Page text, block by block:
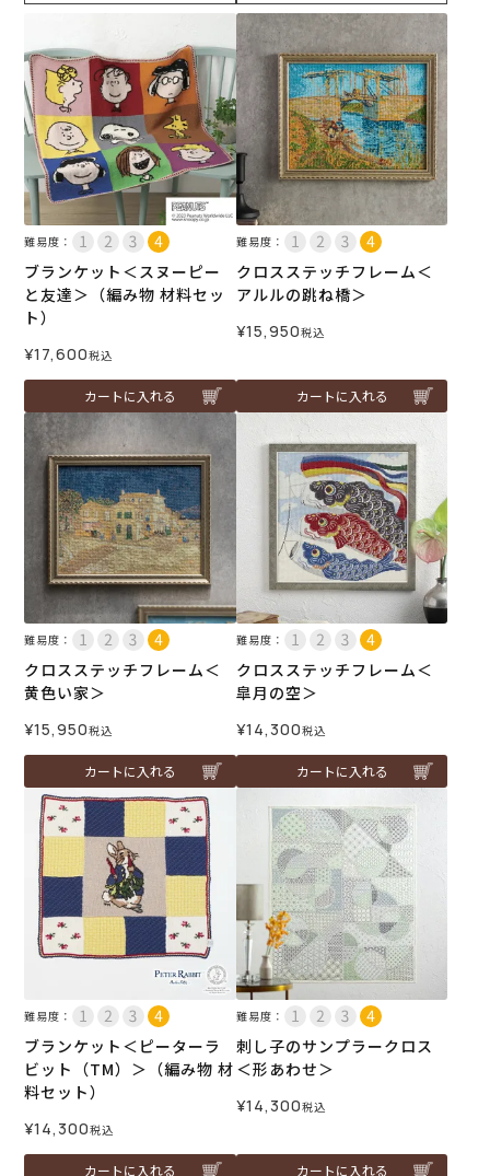
難易度：
ブランケット＜スヌーピー
と友達＞（編み物 材料セッ
ト）
¥17,600税込
カートに入れる
難易度：
クロスステッチフレーム＜
アルルの跳ね橋＞
¥15,950税込
カートに入れる
難易度：
クロスステッチフレーム＜
黄色い家＞
¥15,950税込
カートに入れる
難易度：
クロスステッチフレーム＜
皐月の空＞
¥14,300税込
カートに入れる
難易度：
ブランケット＜ピーターラ
ビット（TM）＞（編み物 材
料セット）
¥14,300税込
カートに入れる
難易度：
刺し子のサンプラークロス
＜形あわせ＞
¥14,300税込
カートに入れる